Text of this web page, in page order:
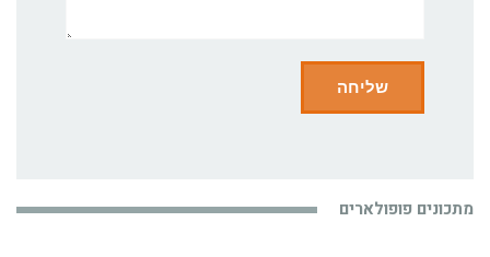
מתכונים פופולארים